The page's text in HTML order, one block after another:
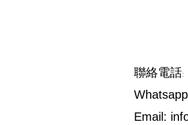
聯絡電話:
Email: